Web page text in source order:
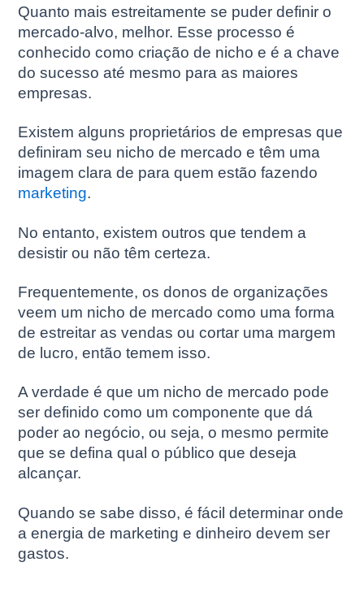
Quanto mais estreitamente se puder definir o
mercado-alvo, melhor. Esse processo é
conhecido como criação de nicho e é a chave
do sucesso até mesmo para as maiores
empresas.
Existem alguns proprietários de empresas que
definiram seu nicho de mercado e têm uma
imagem clara de para quem estão fazendo
marketing.
No entanto, existem outros que tendem a
desistir ou não têm certeza.
Frequentemente, os donos de organizações
veem um nicho de mercado como uma forma
de estreitar as vendas ou cortar uma margem
de lucro, então temem isso.
A verdade é que um nicho de mercado pode
ser definido como um componente que dá
poder ao negócio, ou seja, o mesmo permite
que se defina qual o público que deseja
alcançar.
Quando se sabe disso, é fácil determinar onde
a energia de marketing e dinheiro devem ser
gastos.